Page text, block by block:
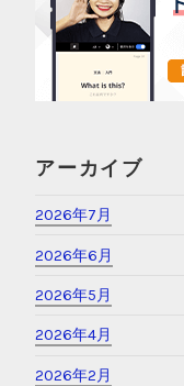
アーカイブ
2026年7月
2026年6月
2026年5月
2026年4月
2026年2月